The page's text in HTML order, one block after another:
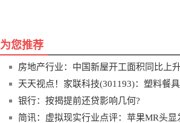
为您推荐
房地产行业：中国新屋开工面积同比上
天天视点！家联科技(301193)：塑料餐
银行：按揭提前还贷影响几何?
简讯：虚拟现实行业点评：苹果MR头